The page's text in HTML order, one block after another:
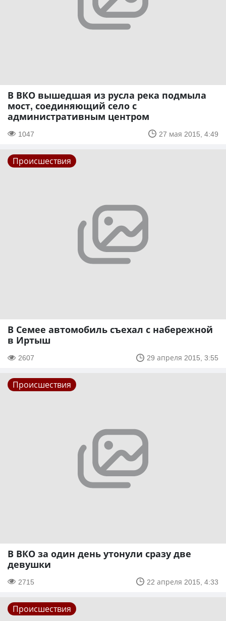
В ВКО вышедшая из русла река подмыла
мост, соединяющий село с
административным центром
1047 27 мая 2015, 4:49
Происшествия
В Семее автомобиль съехал с набережной
в Иртыш
2607 29 апреля 2015, 3:55
Происшествия
В ВКО за один день утонули сразу две
девушки
2715 22 апреля 2015, 4:33
Происшествия